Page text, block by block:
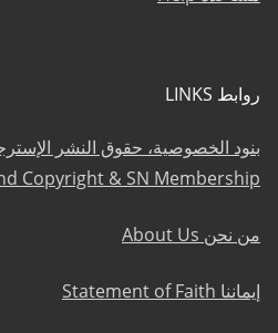
روابط LINKS
بنود الخصوصية، حقوق النشر
Copyright & SN Membership
من نحن About Us
إيماننا Statement of Faith